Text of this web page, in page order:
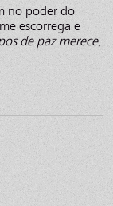
no poder do
escorrega e
de paz merece,